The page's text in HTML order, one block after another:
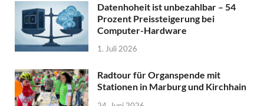
Datenhoheit ist unbezahlbar – 54
Prozent Preissteigerung bei
Computer-Hardware
1. Juli 2026
Radtour für Organspende mit
Stationen in Marburg und Kirchhain